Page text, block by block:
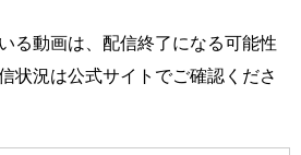
る動画は、配信終了になる可能性
状況は公式サイトでご確認くださ